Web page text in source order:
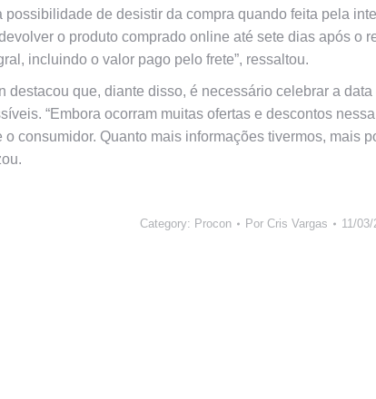
possibilidade de desistir da compra quando feita pela
o produto comprado online até sete dias após o
incluindo o valor pago pelo frete”, ressaltou.
destacou que, diante disso, é necessário celebrar a
“Embora ocorram muitas ofertas e descontos
o consumidor. Quanto mais informações tivermos, mais
Category: Procon Por Cris Vargas 11/